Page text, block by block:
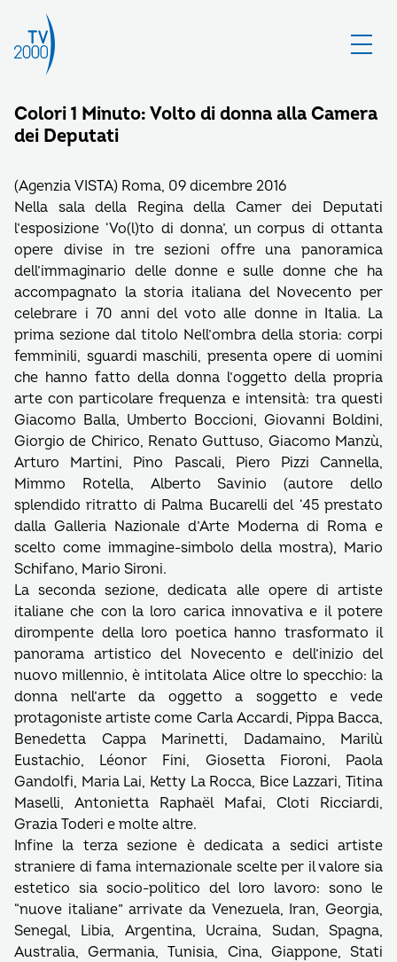
Colori 1 Minuto: Volto di donna alla Camera
dei Deputati
(Agenzia VISTA) Roma, 09 dicembre 2016
Nella sala della Regina della Camer dei Deputati
l’esposizione ‘Vo(l)to di donna’, un corpus di ottanta
opere divise in tre sezioni offre una panoramica
dell’immaginario delle donne e sulle donne che ha
accompagnato la storia italiana del Novecento per
celebrare i 70 anni del voto alle donne in Italia. La
prima sezione dal titolo Nell’ombra della storia: corpi
femminili, sguardi maschili, presenta opere di uomini
che hanno fatto della donna l’oggetto della propria
arte con particolare frequenza e intensità: tra questi
Giacomo Balla, Umberto Boccioni, Giovanni Boldini,
Giorgio de Chirico, Renato Guttuso, Giacomo Manzù,
Arturo Martini, Pino Pascali, Piero Pizzi Cannella,
Mimmo Rotella, Alberto Savinio (autore dello
splendido ritratto di Palma Bucarelli del ‘45 prestato
dalla Galleria Nazionale d’Arte Moderna di Roma e
scelto come immagine-simbolo della mostra), Mario
Schifano, Mario Sironi.
La seconda sezione, dedicata alle opere di artiste
italiane che con la loro carica innovativa e il potere
dirompente della loro poetica hanno trasformato il
panorama artistico del Novecento e dell’inizio del
nuovo millennio, è intitolata Alice oltre lo specchio: la
donna nell’arte da oggetto a soggetto e vede
protagoniste artiste come Carla Accardi, Pippa Bacca,
Benedetta Cappa Marinetti, Dadamaino, Marilù
Eustachio, Léonor Fini, Giosetta Fioroni, Paola
Gandolfi, Maria Lai, Ketty La Rocca, Bice Lazzari, Titina
Maselli, Antonietta Raphaël Mafai, Cloti Ricciardi,
Grazia Toderi e molte altre.
Infine la terza sezione è dedicata a sedici artiste
straniere di fama internazionale scelte per il valore sia
estetico sia socio-politico del loro lavoro: sono le
“nuove italiane” arrivate da Venezuela, Iran, Georgia,
Senegal, Libia, Argentina, Ucraina, Sudan, Spagna,
Australia, Germania, Tunisia, Cina, Giappone, Stati